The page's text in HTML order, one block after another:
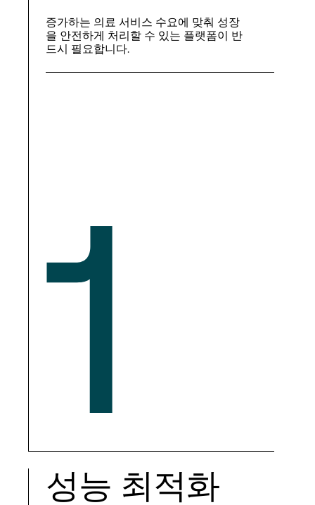
증가하는 의료 서비스 수요에 맞춰 성장
을 안전하게 처리할 수 있는 플랫폼이 반
드시 필요합니다.
1
성능 최적화